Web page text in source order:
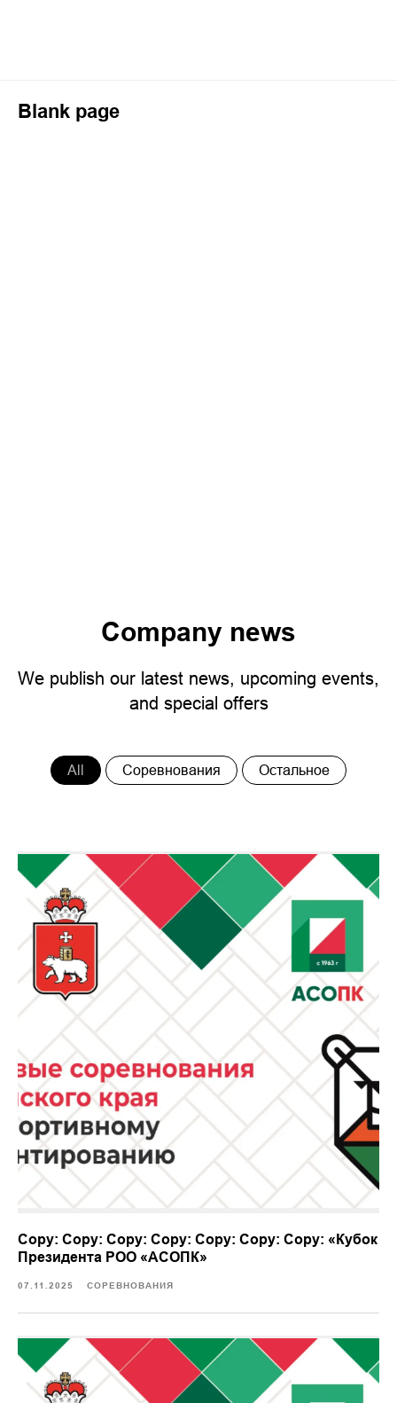
Blank page
Company news
We publish our latest news, upcoming events,
and special offers
All Соревнования Остальное
Copy: Copy: Copy: Copy: Copy: Copy: Copy: «Кубок
Президента РОО «АСОПК»
07.11.2025 СОРЕВНОВАНИЯ